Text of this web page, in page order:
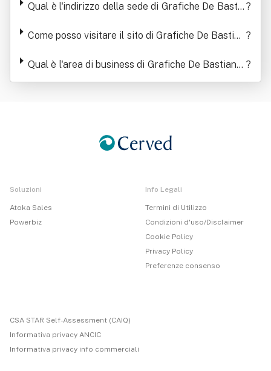
Qual è l'indirizzo della sede di Grafiche De Bastia ?
Come posso visitare il sito di Grafiche De Bastian ?
Qual è l'area di business di Grafiche De Bastiani -
S.n.c. Di De Bastiani A & C.
?
Soluzioni
Atoka Sales
Powerbiz
Info Legali
Termini di Utilizzo
Condizioni d'uso/Disclaimer
Cookie Policy
Privacy Policy
Preferenze consenso
CSA STAR Self-Assessment (CAIQ)
Informativa privacy ANCIC
Informativa privacy info commerciali